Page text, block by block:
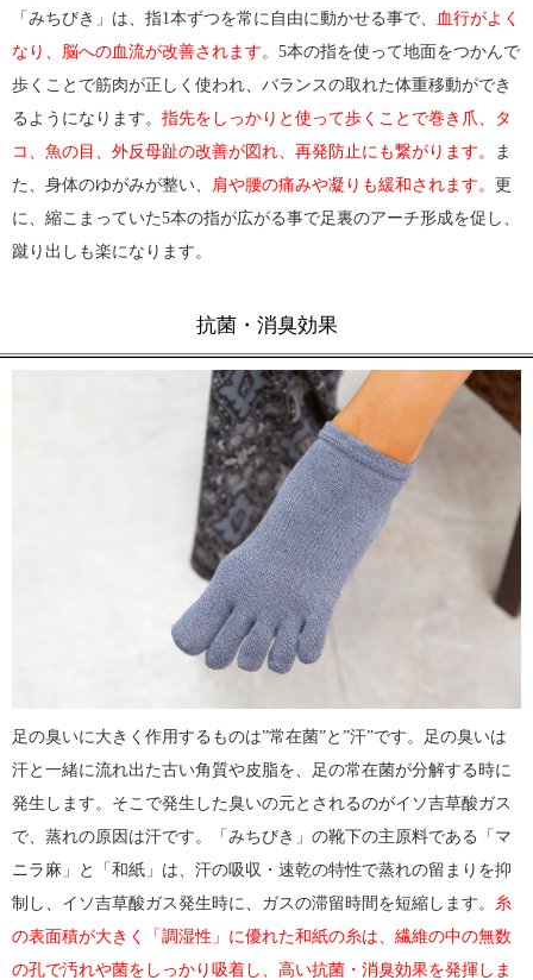
「みちびき」は、指1本ずつを常に自由に動かせる事で、
血行がよく
なり、脳への血流が改善されます。 5本の指を使って地面をつかんで
歩くことで筋肉が正しく使われ、バランスの取れた体重移動ができ
るようになります。 指先をしっかりと使って歩くことで巻き爪、タ
コ、魚の目、外反母趾の改善が図れ、再発防止にも繋がります。
ま
た、身体のゆがみが整い、
肩や腰の痛みや凝りも緩和されます。 更
に、縮こまっていた5本の指が広がる事で足裏のアーチ形成を促し、
蹴り出しも楽になります。
抗菌・消臭効果
足の臭いに大きく作用するものは”常在菌”と”汗”です。足の臭いは
汗と一緒に流れ出た古い角質や皮脂を、足の常在菌が分解する時に
発生します。そこで発生した臭いの元とされるのがイソ吉草酸ガス
で、蒸れの原因は汗です。「みちびき」の靴下の主原料である「マ
ニラ麻」と「和紙」は、汗の吸収・速乾の特性で蒸れの留まりを抑
制し、イソ吉草酸ガス発生時に、ガスの滞留時間を短縮します。 糸
の表面積が大きく「調湿性」に優れた和紙の糸は、繊維の中の無数
の孔で汚れや菌をしっかり吸着し、高い抗菌・消臭効果を発揮しま